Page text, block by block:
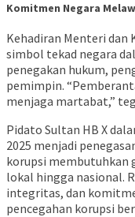
Komitmen Negara
Kehadiran Menteri dan
simbol tekad negara
penegakan hukum,
pemimpin.
menjaga martabat,”
Pidato Sultan HB X
2025 menjadi
korupsi membutuhkan
lokal hingga nasional.
integritas, dan
pencegahan korupsi